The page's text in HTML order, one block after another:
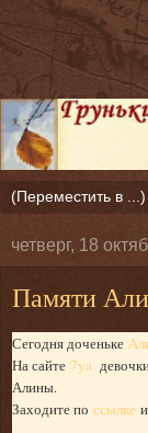
четверг, 18
Памяти
Сегодня доченьке
На сайте 7ya
Алины.
Заходите по ссылке